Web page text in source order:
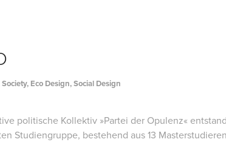
Society, Eco Design, Social Design
politische Kollektiv »Partei der Opulenz«
Studiengruppe, bestehend aus 13